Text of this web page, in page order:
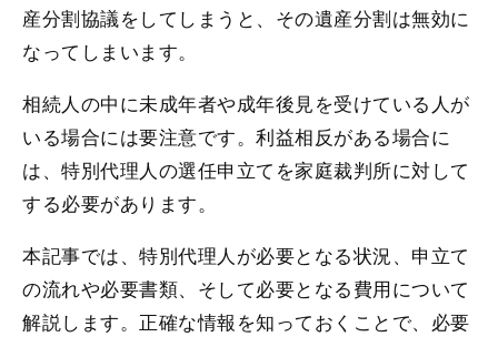
産分割協議をしてしまうと、その遺産分割は無効に
なってしまいます。
相続人の中に未成年者や成年後見を受けている人が
いる場合には要注意です。利益相反がある場合に
は、特別代理人の選任申立てを家庭裁判所に対して
する必要があります。
本記事では、特別代理人が必要となる状況、申立て
の流れや必要書類、そして必要となる費用について
解説します。正確な情報を知っておくことで、必要